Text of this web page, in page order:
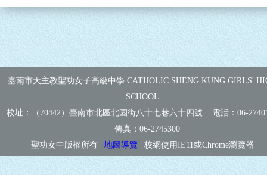
臺南市天主教聖功女子高級中學 CATHOLIC SHENG KUNG GIRLS'
SCHOOL
校址：（70442）臺南市北區北園街八十七巷六十四號 電話：06-
傳真： 06-2745300
聖功女中版權所有 | 地圖導覽 | 校網使用IE11或Chrome瀏覽器